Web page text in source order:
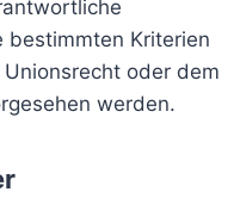
bestimmten Kriterien
oder dem
werden.